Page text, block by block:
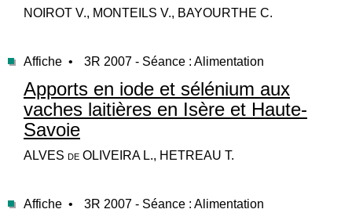
NOIROT V., MONTEILS V., BAYOURTHE C.
Affiche • 3R 2007 - Séance : Alimentation
Apports en iode et sélénium aux
vaches laitières en Isère et Haute-
Savoie
ALVES de OLIVEIRA L., HETREAU T.
Affiche • 3R 2007 - Séance : Alimentation